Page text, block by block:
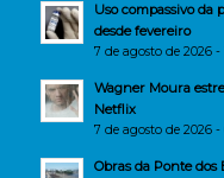
Uso compassivo da
desde fevereiro
7 de agosto de 2026 -
Wagner Moura
Netflix
7 de agosto de 2026 -
Obras da Ponte